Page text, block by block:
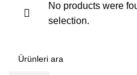
No products were
selection.